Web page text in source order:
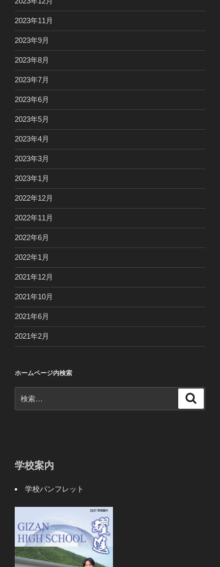
2023年11月
2023年9月
2023年8月
2023年7月
2023年6月
2023年5月
2023年4月
2023年3月
2023年1月
2022年12月
2022年11月
2022年6月
2022年1月
2021年12月
2021年10月
2021年6月
2021年2月
ホームページ内検索
索:
学校案内
学校パンフレット